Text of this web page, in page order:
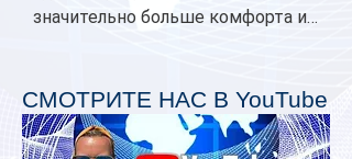
значительно больше комфорта и
планируется начать в 2027 году.
Одним из главных нововведений
станут индивидуальные шторки у
СМОТРИТЕ НАС В YouTube